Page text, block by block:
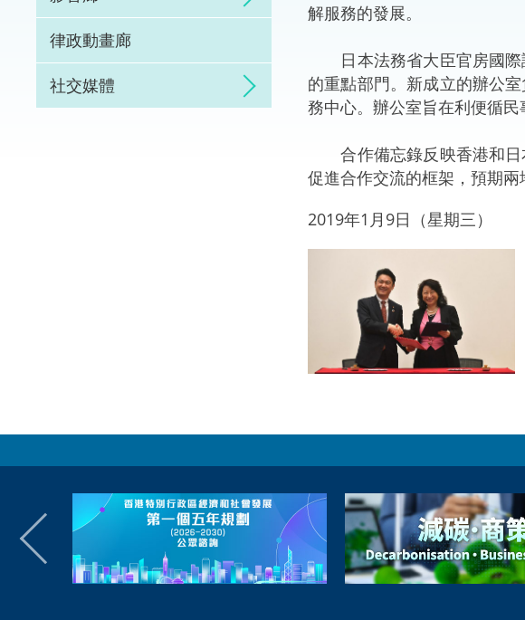
律政動畫廊
社交媒體
解服務的發展。
日本法務省大臣官房國際
的重點部門。新成立的辦公
務中心。辦公室旨在利便循民
合作備忘錄反映香港和日
促進合作交流的框架，預期兩
2019年1月9日（星期三）